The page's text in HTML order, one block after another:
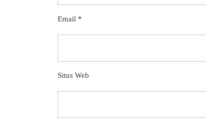
Email *
Situs Web